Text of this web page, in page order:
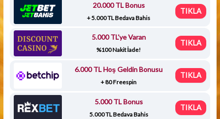
20.000 TL Bonus
+ 5.000 TL Bedava Bahis
TIKLA
5.000 TL'ye Varan
%100 Nakit İade!
TIKLA
6.000 TL Hoş Geldin Bonusu
+ 80 Freespin
TIKLA
5.000 TL Bonus
5.000 TL Bedava Bahis
TIKLA